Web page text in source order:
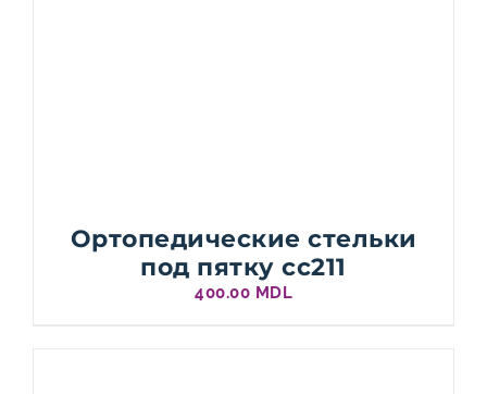
Ортопедические стельки
под пятку cc211
400.00 MDL